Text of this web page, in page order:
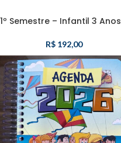
1º Semestre – Infantil 3 Anos
R$ 192,00